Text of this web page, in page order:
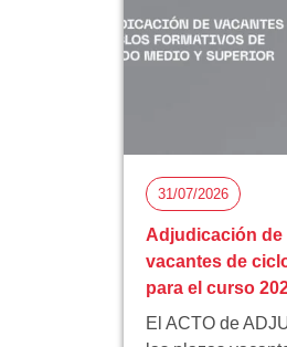
31/07/2026
Adjudicación de
vacantes de
para el curso
El ACTO de